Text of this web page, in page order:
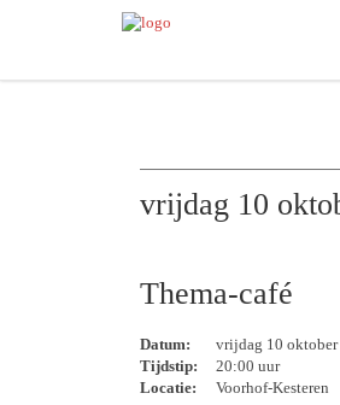
vrijdag 10
Thema-café
Datum:
vrijdag 10 oktober
Tijdstip:
20:00 uur
Locatie:
Voorhof-Kesteren